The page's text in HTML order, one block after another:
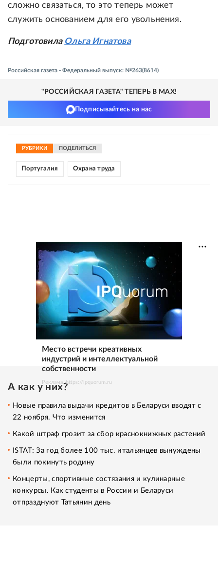
сложно связаться, то это теперь может
служить основанием для его увольнения.
Подготовила Ольга Игнатова
Российская газета - Федеральный выпуск: №263(8614)
"РОССИЙСКАЯ ГАЗЕТА" ТЕПЕРЬ В MAX!
Подписывайтесь на нас
РУБРИКИ ПОДЕЛИТЬСЯ
Португалия Охрана труда
Место встречи креативных
индустрий и интеллектуальной
собственности
Реклама. https://ipquorum.ru
А как у них?
Новые правила выдачи кредитов в Беларуси вводят с
22 ноября. Что изменится
Какой штраф грозит за сбор краснокнижных растений
ISTAT: За год более 100 тыс. итальянцев вынуждены
были покинуть родину
Концерты, спортивные состязания и кулинарные
конкурсы. Как студенты в России и Беларуси
отпразднуют Татьянин день